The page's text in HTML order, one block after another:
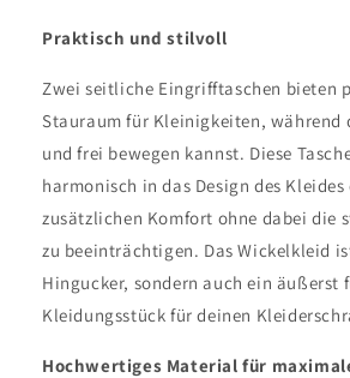
Praktisch und stilvoll
Zwei seitliche Eingrifftaschen bieten
Stauraum für Kleinigkeiten, während
und frei bewegen kannst. Diese
harmonisch in das Design des
zusätzlichen Komfort ohne dabei die
zu beeinträchtigen. Das Wickelkleid
Hingucker, sondern auch ein äußerst
Kleidungsstück für deinen
Hochwertiges Material für